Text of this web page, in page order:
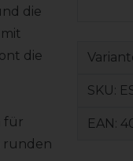
die
die
für
runden
SKU:
EAN: